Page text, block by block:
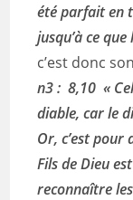
été parfait en
jusqu’à ce
c’est donc
n3 : 8,10 «
diable, car le
Or, c’est
Fils de Dieu
reconnaître